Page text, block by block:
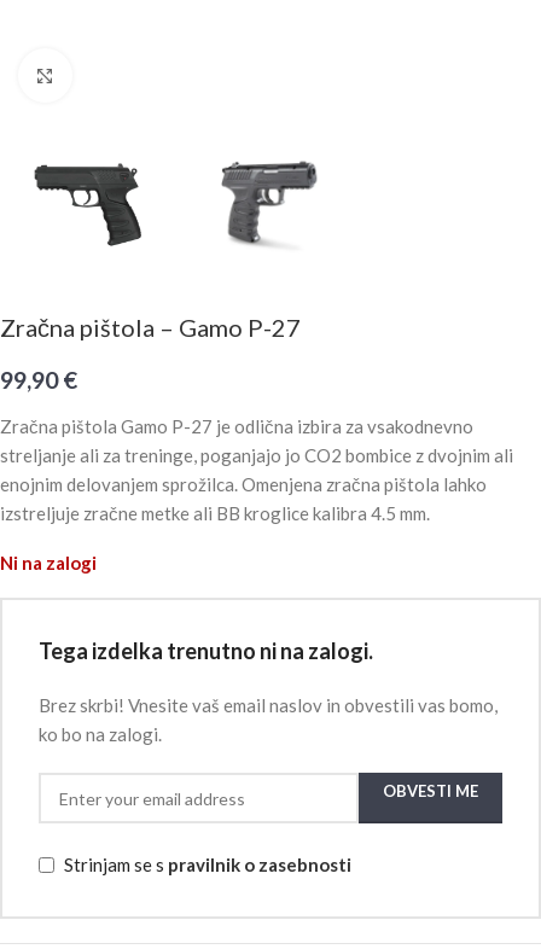
Zračna pištola – Gamo P-27
99,90€
Zračna pištola Gamo P-27 je odlična izbira za vsakodnevno
streljanje ali za treninge, poganjajo jo CO2 bombice z dvojnim ali
enojnim delovanjem sprožilca. Omenjena zračna pištola lahko
izstreljuje zračne metke ali BB kroglice kalibra 4.5 mm.
Ni na zalogi
Tega izdelka trenutno ni na zalogi.
Brez skrbi! Vnesite vaš email naslov in obvestili vas bomo,
ko bo na zalogi.
OBVESTI ME
Strinjam se s pravilnik o zasebnosti